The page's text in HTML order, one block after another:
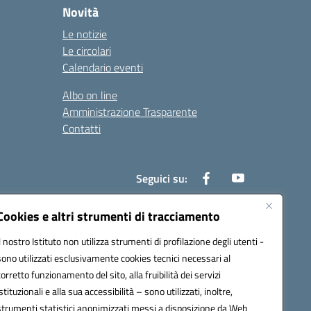
e altri strumenti di tracciamento
nostro Istituto non utilizza strumenti di profilazione degli utenti -
utilizzati esclusivamente cookies tecnici necessari al
funzionamento del sito, alla fruibilità dei servizi
e alla sua accessibilità – sono utilizzati, inoltre,
statistici anonimizzati messi a disposizione da Web
Novità
Le notizie
Le circolari
Calendario eventi
Albo on line
Amministrazione Trasparente
Contatti
Seguici su: